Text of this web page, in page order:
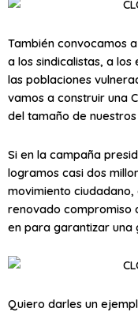
También convocamos
a los sindicalistas, a
las poblaciones
vamos a construir una
del tamaño de nuestros
Si en la campaña
logramos casi dos
movimiento
renovado compromiso
en para garantizar una
Quiero darles un